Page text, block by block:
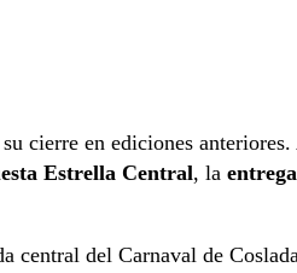
cierre en ediciones anteriores.
Estrella Central, la
central del Carnaval de